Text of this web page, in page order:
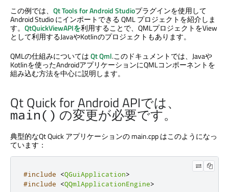
この例では、 Qt Tools for Android Studioプラグインを使用して
Android Studio にインポートできる QML プロジェクトを紹介しま
す。 QtQuickViewAPIを利用することで、QMLプロジェクトをView
として利用するJavaやKotlinのプロジェクトもあります。
QMLの仕組みについてはQt Qml.このドキュメントでは、Javaや
Kotlinを使ったAndroidアプリケーションにQMLコンポーネントを
組み込む方法を中心に説明します。
Qt Quickfor Android APIでは、
main() の変更が必要です。
典型的なQt Quickアプリケーションの main.cpp はこのようになっ
ています：
#include <QGuiApplication>
#include
<QQmlApplicationEngine>